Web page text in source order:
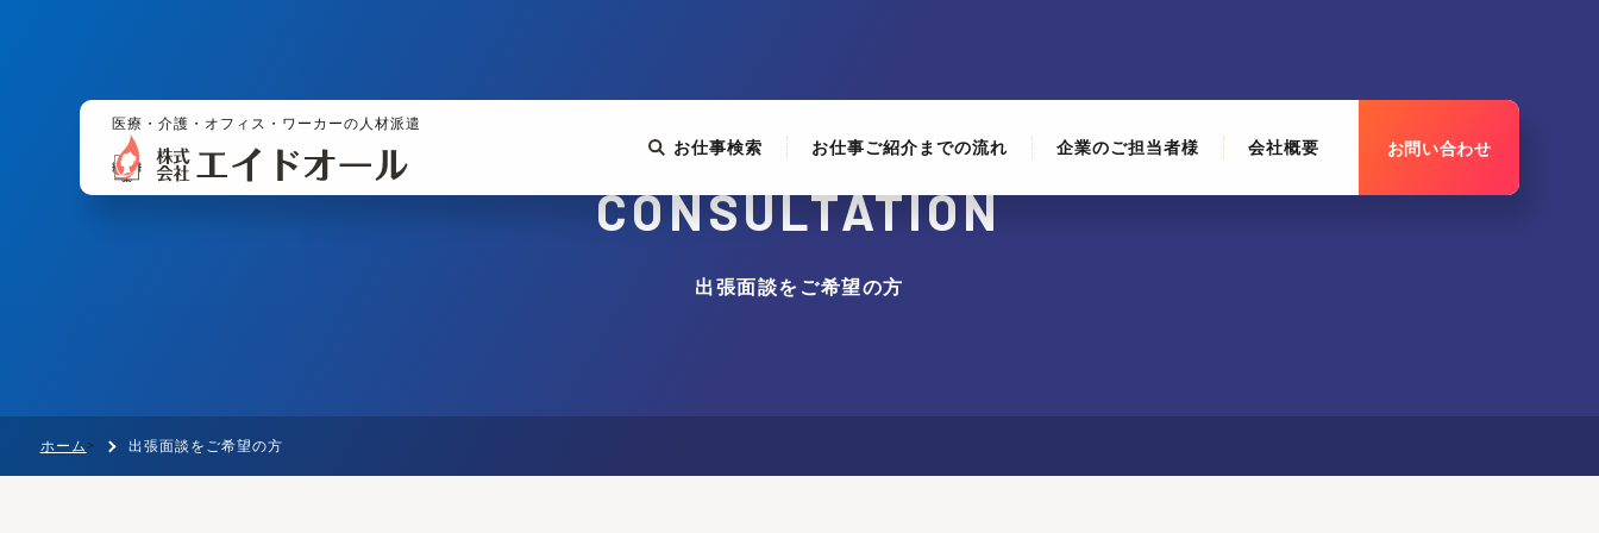
医療・介護・オフィス・ワーカーの人材派遣
お仕事検索 お仕事ご紹介までの流れ 企業のご担当者様 会社概要 お問い合わせ
CONSULTATION
出張面談をご希望の方
ホーム> 出張面談をご希望の方